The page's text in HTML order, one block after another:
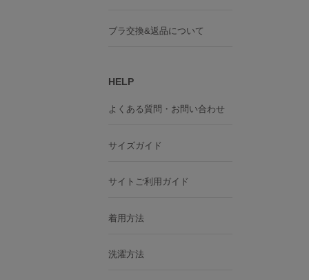
ブラ交換&返品について
HELP
よくある質問・お問い合わせ
サイズガイド
サイトご利用ガイド
着用方法
洗濯方法